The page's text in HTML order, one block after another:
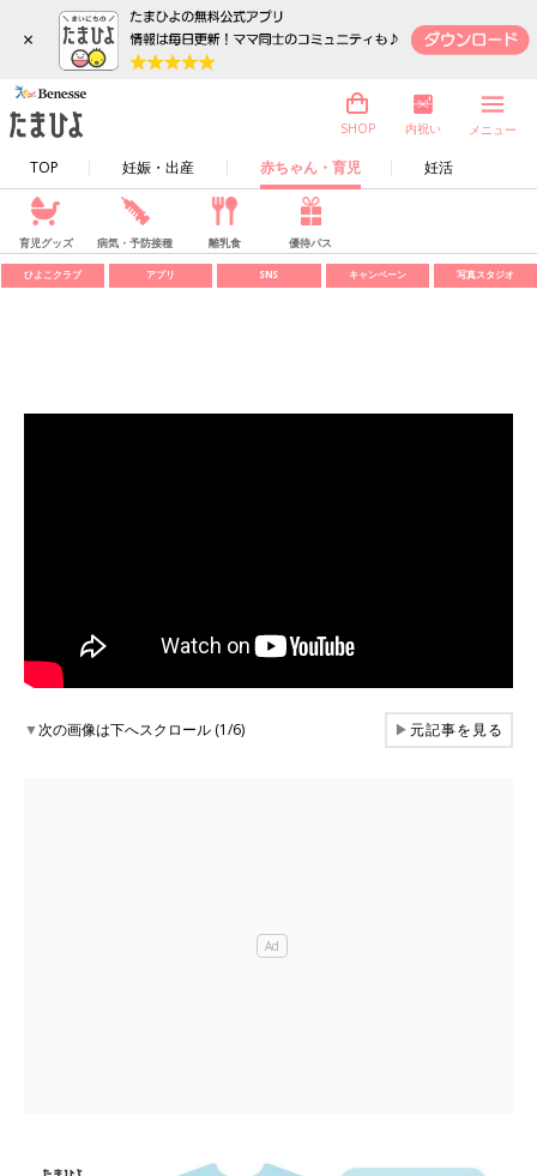
×
TOP 妊娠・出産 赤ちゃん・育児 妊活
SHOP 内祝い メニュー
育児グッズ 病気・予防接種 離乳食 優待パス
ひよこクラブ アプリ SNS キャンペーン 写真スタジオ
▼次の画像は下へスクロール (1/6) ▶元記事を見る